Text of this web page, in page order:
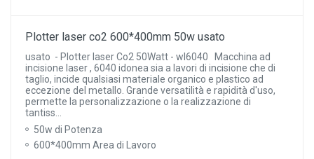
Plotter laser co2 600*400mm 50w usato
usato - Plotter laser Co2 50Watt - wl6040 Macchina ad
incisione laser , 6040 idonea sia a lavori di incisione che di
taglio, incide qualsiasi materiale organico e plastico ad
eccezione del metallo. Grande versatilità e rapidità d'uso,
permette la personalizzazione o la realizzazione di
tantiss...
50w di Potenza
600*400mm Area di Lavoro